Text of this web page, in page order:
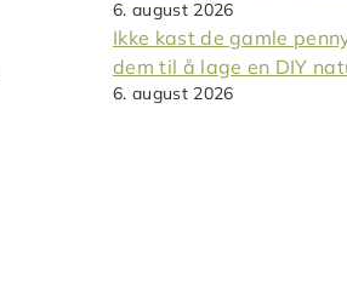
6. august 2026
Ikke kast de gamle
dem til å lage en DIY
6. august 2026